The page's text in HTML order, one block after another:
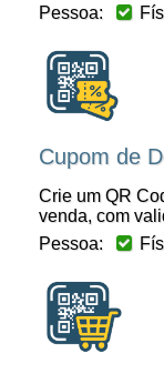
Pessoa:
Cupom de
Crie um QR
venda, com
Pessoa: